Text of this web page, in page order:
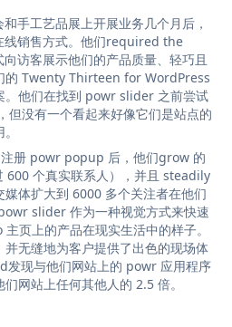
手工艺品展上开展业务几个月后，
销售方式。他们required the
访客展示他们的产品质量、轻巧且
的 Twenty Thirteen for WordPress
。他们在找到 powr slider 之前尝试
没有一个看起来好像它们是站点的
册 powr popup 后，他们grow 的
600 个真实联系人），并且 steadily
体扩大到 6000 多个关注者在他们
slider 作为一种视觉方式来快速
页上的产品在现实生活中的样子。
无缝地为客户提供了出色的现场体
发现与他们网站上的 powr 应用程序
网站上任何其他人的 2.5 倍。